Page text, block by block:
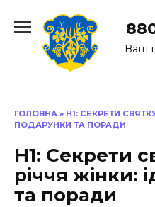
до
Ваш
ГОЛОВНА » H1: СЕКРЕТИ
ПОДАРУНКИ ТА ПОРАДИ
H1: Секрети
річчя жінки:
та поради